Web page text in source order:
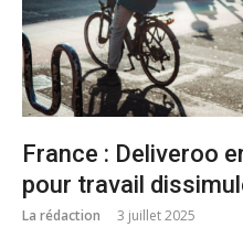
France : Deliveroo
pour travail
La rédaction 3 juillet 2025